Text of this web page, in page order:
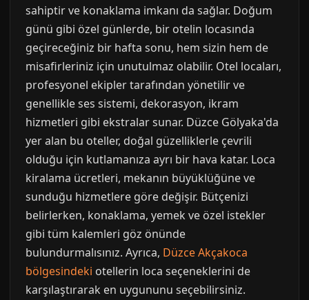
sahiptir ve konaklama imkanı da sağlar. Doğum
günü gibi özel günlerde, bir otelin locasında
geçireceğiniz bir hafta sonu, hem sizin hem de
misafirleriniz için unutulmaz olabilir. Otel locaları,
profesyonel ekipler tarafından yönetilir ve
genellikle ses sistemi, dekorasyon, ikram
hizmetleri gibi ekstralar sunar. Düzce Gölyaka'da
yer alan bu oteller, doğal güzelliklerle çevrili
olduğu için kutlamanıza ayrı bir hava katar. Loca
kiralama ücretleri, mekanın büyüklüğüne ve
sunduğu hizmetlere göre değişir. Bütçenizi
belirlerken, konaklama, yemek ve özel istekler
gibi tüm kalemleri göz önünde
bulundurmalısınız. Ayrıca, Düzce Akçakoca
bölgesindeki otellerin loca seçeneklerini de
karşılaştırarak en uygununu seçebilirsiniz.